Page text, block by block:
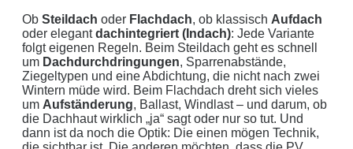
Dies ist eine beispielhafte Rechnung mit folgender
Annahme:
0kWh Verbrauch
aktuellen Strompreis von 0Euro
Ob Steildach oder Flachdach, ob klassisch Aufdach
oder elegantdachintegriert (Indach): Jede Variante
folgt eigenen Regeln. Beim Steildach geht es schnell
um Dachdurchdringungen, Sparrenabstände,
Ziegeltypen und eine Abdichtung, die nicht nach zwei
Wintern müde wird. Beim Flachdach dreht sich vieles
um Aufständerung, Ballast, Windlast – und darum, ob
die Dachhaut wirklich „ja“ sagt oder nur so tut. Und
dann ist da noch die Optik: Die einen mögen Technik,